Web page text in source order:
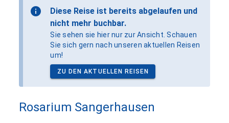
Diese Reise ist bereits abgelaufen und
nicht mehr buchbar.
Sie sehen sie hier nur zur Ansicht. Schauen
Sie sich gern nach unseren aktuellen Reisen
um!
ZU DEN AKTUELLEN REISEN
Rosarium Sangerhausen